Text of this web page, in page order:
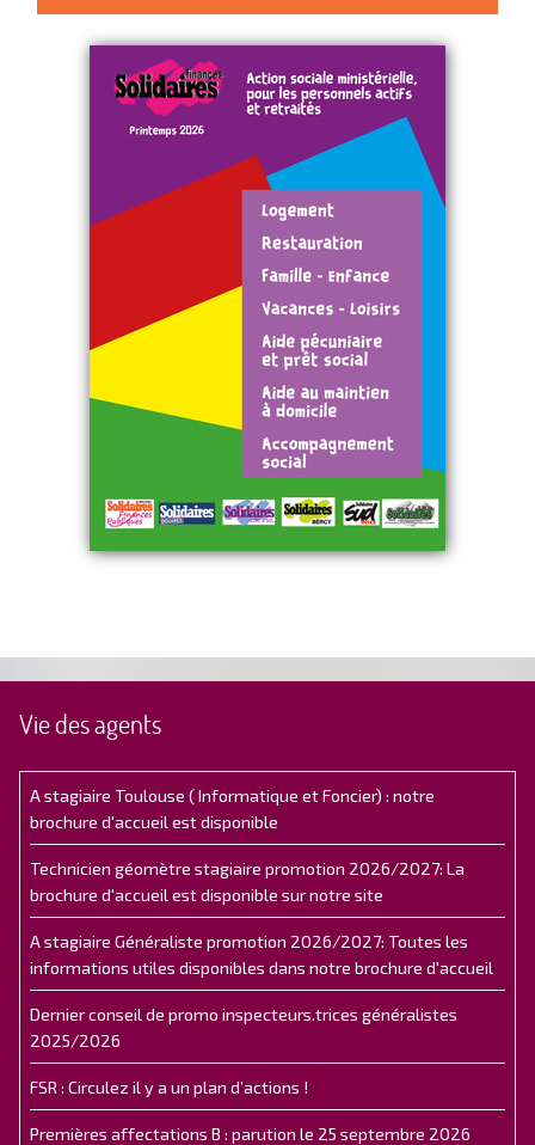
Vie des agents
A stagiaire Toulouse ( Informatique et Foncier) : notre
brochure d'accueil est disponible
Technicien géomètre stagiaire promotion 2026/2027: La
brochure d'accueil est disponible sur notre site
A stagiaire Généraliste promotion 2026/2027: Toutes les
informations utiles disponibles dans notre brochure d'accueil
Dernier conseil de promo inspecteurs.trices généralistes
2025/2026
FSR : Circulez il y a un plan d’actions !
Premières affectations B : parution le 25 septembre 2026